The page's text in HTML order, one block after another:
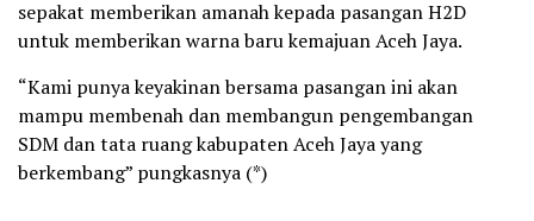
sepakat memberikan amanah kepada pasangan H2D
untuk memberikan warna baru kemajuan Aceh Jaya.
“Kami punya keyakinan bersama pasangan ini akan
mampu membenah dan membangun pengembangan
SDM dan tata ruang kabupaten Aceh Jaya yang
berkembang” pungkasnya (*)